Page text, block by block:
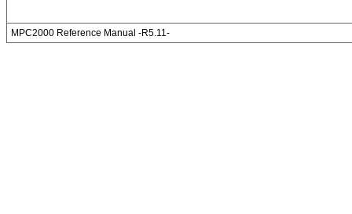
MPC2000 Reference Manual -R5.11-